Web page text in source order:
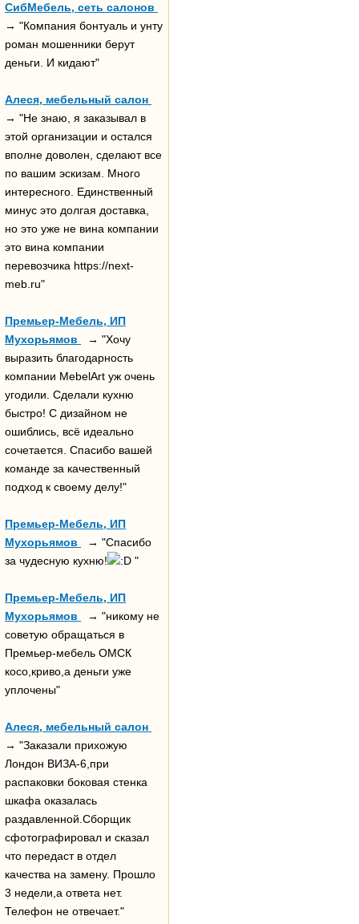
СибМебель, сеть салонов
→ "Компания бонтуаль и унту
роман мошенники берут
деньги. И кидают"
Алеся, мебельный салон
→ "Не знаю, я заказывал в
этой организации и остался
вполне доволен, сделают все
по вашим эскизам. Много
интересного. Единственный
минус это долгая доставка,
но это уже не вина компании
это вина компании
перевозчика https://next-
meb.ru"
Премьер-Мебель, ИП
Мухорьямов
→ "Хочу
выразить благодарность
компании MebelArt уж очень
угодили. Сделали кухню
быстро! С дизайном не
ошиблись, всё идеально
сочетается. Спасибо вашей
команде за качественный
подход к своему делу!"
Премьер-Мебель, ИП
Мухорьямов
→ "Спасибо
за чудесную кухню!
"
Премьер-Мебель, ИП
Мухорьямов
→ "никому не
советую обращаться в
Премьер-мебель ОМСК
косо,криво,а деньги уже
уплочены"
Алеся, мебельный салон
→ "Заказали прихожую
Лондон ВИЗА-6,при
распаковки боковая стенка
шкафа оказалась
раздавленной.Сборщик
сфотографировал и сказал
что передаст в отдел
качества на замену. Прошло
3 недели,а ответа нет.
Телефон не отвечает."